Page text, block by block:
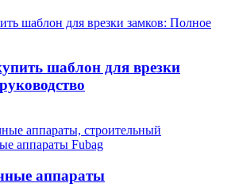
шаблон для врезки
аппараты